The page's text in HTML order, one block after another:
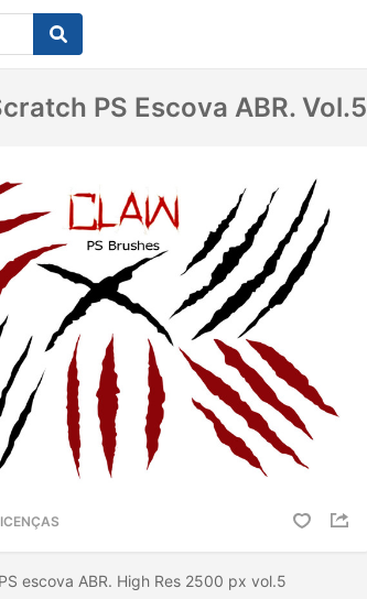
PS Escova ABR. Vol.5
escova ABR. High Res 2500 px vol.5